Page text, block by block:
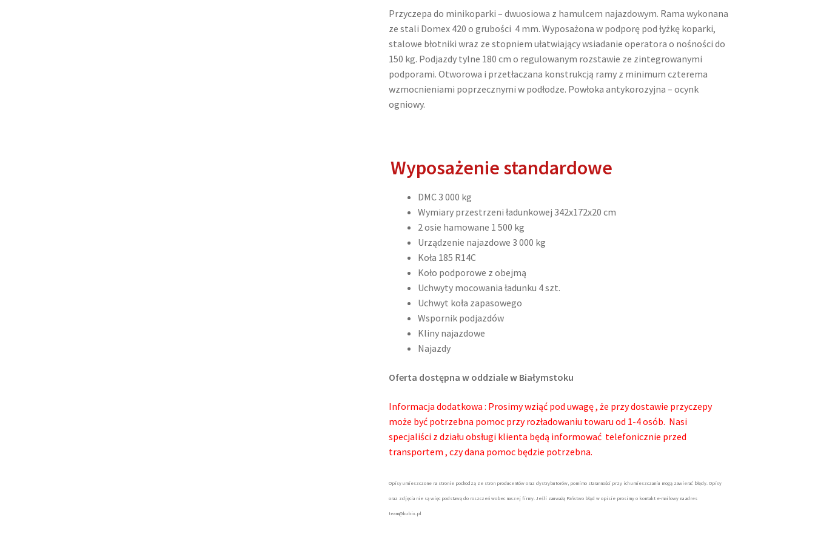
z
najazdami
DMC
3
Przyczepa do minikoparki – dwuosiowa z hamulcem najazdowym. Rama wykonana
ze stali Domex 420 o grubości 4 mm. Wyposażona w podporę pod łyżkę koparki,
stalowe błotniki wraz ze stopniem ułatwiający wsiadanie operatora o nośności do
150 kg. Podjazdy tylne 180 cm o regulowanym rozstawie ze zintegrowanymi
podporami. Otworowa i przetłaczana konstrukcją ramy z minimum czterema
wzmocnieniami poprzecznymi w podłodze. Powłoka antykorozyjna – ocynk
ogniowy.
Wyposażenie standardowe
DMC 3 000 kg
Wymiary przestrzeni ładunkowej 342x172x20 cm
2 osie hamowane 1 500 kg
Urządzenie najazdowe 3 000 kg
Koła 185 R14C
Koło podporowe z obejmą
Uchwyty mocowania ładunku 4 szt.
Uchwyt koła zapasowego
Wspornik podjazdów
Kliny najazdowe
Najazdy
Oferta dostępna w oddziale w Białymstoku
Informacja dodatkowa : Prosimy wziąć pod uwagę , że przy dostawie przyczepy
może być potrzebna pomoc przy rozładowaniu towaru od 1-4 osób. Nasi
specjaliści z działu obsługi klienta będą informować telefonicznie przed
transportem , czy dana pomoc będzie potrzebna.
Opisy umieszczone na stronie pochodzą ze stron producentów oraz dystrybutorów, pomimo staranności przy ich umieszczaniu mogą zawierać błędy. Opisy
oraz zdjęcia nie są więc podstawą do roszczeń wobec naszej firmy. Jeśli zauważą Państwo błąd w opisie prosimy o kontakt e-mailowy na adres
team@kubix.pl